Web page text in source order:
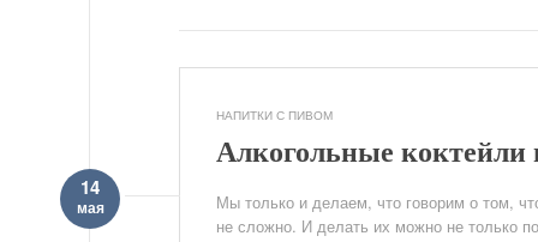
НАПИТКИ С ПИВОМ
Алкогольные коктейли
14
мая
Мы только и делаем, что говорим о том,
не сложно. И делать их можно не только